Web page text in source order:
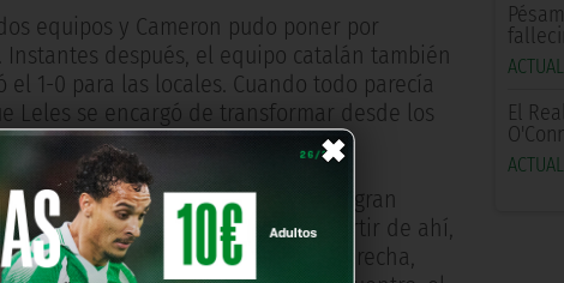
×
El
equipos y Cameron pudo poner por
después, el equipo catalán también
1-0 para las locales. Cuando todo parecía
Leles se encargó de transformar desde los
y de nuevo Carol, que hizo una gran
encima de la portera rival. A partir de ahí,
que fue un puñal en la banda derecha,